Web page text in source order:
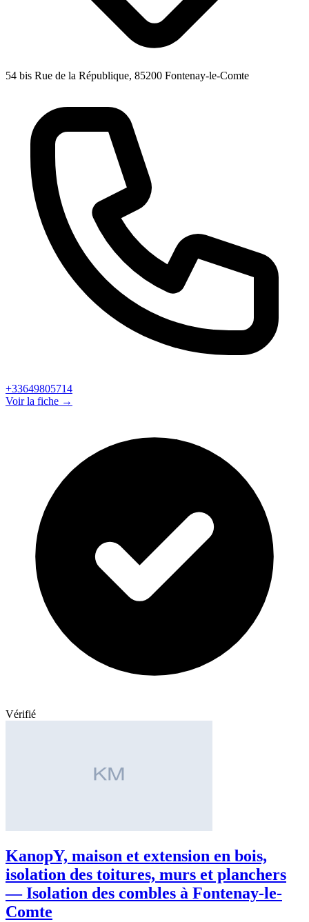
54 bis Rue de la République, 85200 Fontenay-le-Comte
+33649805714
Voir la fiche →
Vérifié
KanopY, maison et extension en bois,
isolation des toitures, murs et planchers
— Isolation des combles à Fontenay-le-
Comte